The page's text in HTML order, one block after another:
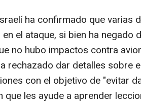
ha confirmado que varias
el ataque, si bien ha negado
no hubo impactos contra
rechazado dar detalles sobre
con el objetivo de "evitar
que les ayude a aprender